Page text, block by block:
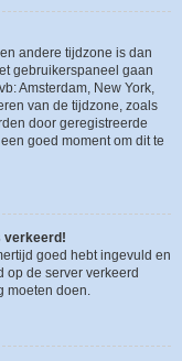
andere tijdzone is dan
gebruikerspaneel gaan
Amsterdam, New York,
van de tijdzone, zoals
door geregistreerde
goed moment om dit te
verkeerd!
goed hebt ingevuld en
op de server verkeerd
moeten doen.